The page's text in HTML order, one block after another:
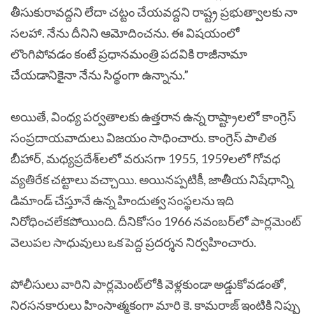
తీసుకురావద్దని లేదా చట్టం చేయవద్దని రాష్ట్ర ప్రభుత్వాలకు నా
సలహా. నేను దీనిని ఆమోదించను. ఈ విషయంలో
లొంగిపోవడం కంటే ప్రధానమంత్రి పదవికి రాజీనామా
చేయడానికైనా నేను సిద్ధంగా ఉన్నాను.”
అయితే, వింధ్య పర్వతాలకు ఉత్తరాన ఉన్న రాష్ట్రాలలో కాంగ్రెస్
సంప్రదాయవాదులు విజయం సాధించారు. కాంగ్రెస్ పాలిత
బీహార్, మధ్యప్రదేశ్‌లలో వరుసగా 1955, 1959లలో గోవధ
వ్యతిరేక చట్టాలు వచ్చాయి. అయినప్పటికీ, జాతీయ నిషేధాన్ని
డిమాండ్ చేస్తూనే ఉన్న హిందుత్వ సంస్థలను ఇది
నిరోధించలేకపోయింది. దీనికోసం 1966 నవంబర్‌లో పార్లమెంట్
వెలుపల సాధువులు ఒక పెద్ద ప్రదర్శన నిర్వహించారు.
పోలీసులు వారిని పార్లమెంట్‌లోకి వెళ్లకుండా అడ్డుకోవడంతో,
నిరసనకారులు హింసాత్మకంగా మారి కె. కామరాజ్ ఇంటికి నిప్పు